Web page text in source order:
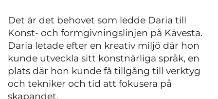
Det är det behovet som ledde Daria till
Konst- och formgivningslinjen på Kävesta.
Daria letade efter en kreativ miljö där hon
kunde utveckla sitt konstnärliga språk, en
plats där hon kunde få tillgång till verktyg
och tekniker och tid att fokusera på
skapandet.